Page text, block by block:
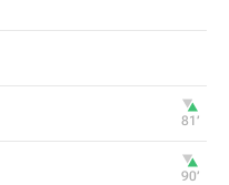
81‎’‎
90‎’‎